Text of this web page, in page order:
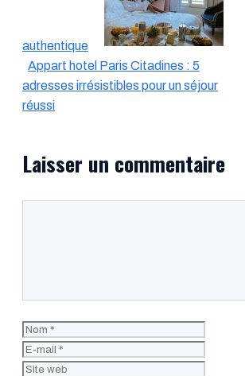
authentique
Appart hotel Paris Citadines : 5
adresses irrésistibles pour un séjour
réussi
Laisser un commentaire
Nom